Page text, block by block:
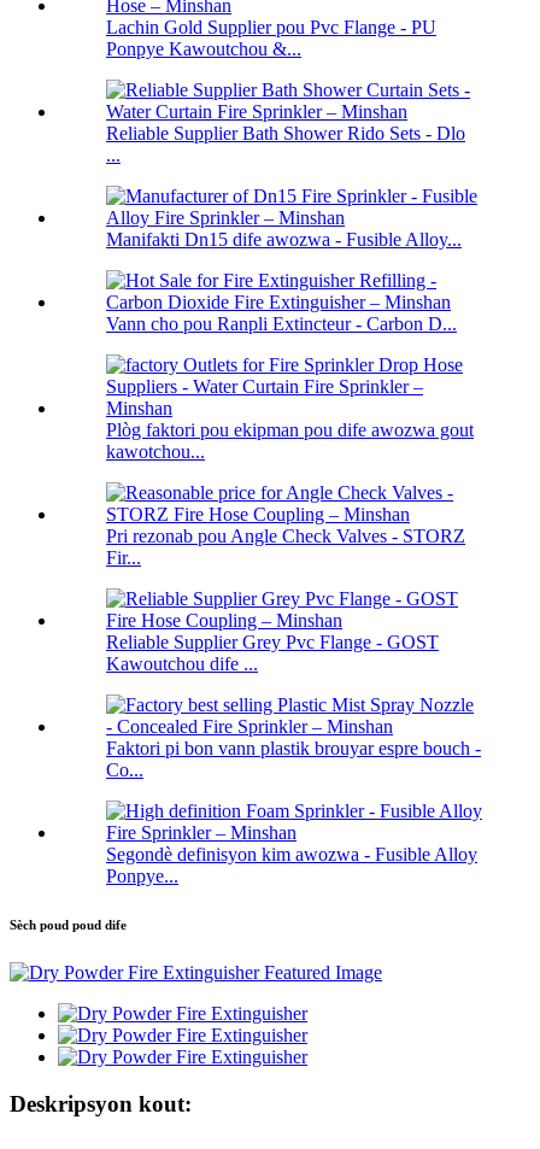
Lachin Gold Supplier pou Pvc Flange - PU
Ponpye Kawoutchou &...
Reliable Supplier Bath Shower Rido Sets - Dlo
...
Manifakti Dn15 dife awozwa - Fusible Alloy...
Vann cho pou Ranpli Extincteur - Carbon D...
Plòg faktori pou ekipman pou dife awozwa gout
kawotchou...
Pri rezonab pou Angle Check Valves - STORZ
Fir...
Reliable Supplier Grey Pvc Flange - GOST
Kawoutchou dife ...
Faktori pi bon vann plastik brouyar espre bouch -
Co...
Segondè definisyon kim awozwa - Fusible Alloy
Ponpye...
Sèch poud poud dife
Deskripsyon kout: